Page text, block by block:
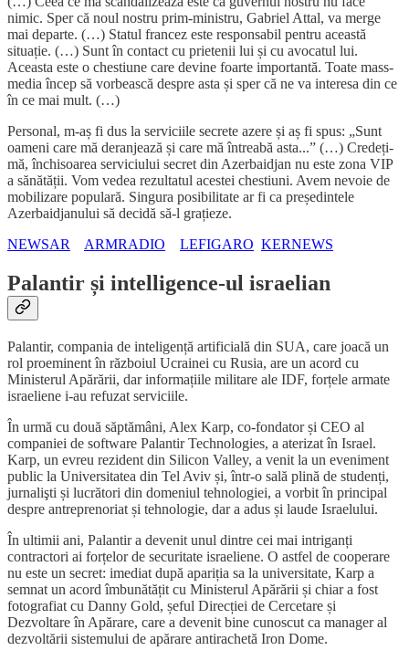
nimic. Sper că noul nostru prim-ministru, Gabriel Attal, va merge
mai departe. (…) Statul francez este responsabil pentru această
situație. (…) Sunt în contact cu prietenii lui și cu avocatul lui.
Aceasta este o chestiune care devine foarte importantă. Toate mass-
media încep să vorbească despre asta și sper că ne va interesa din ce
în ce mai mult. (…)
Personal, m-aș fi dus la serviciile secrete azere și aș fi spus: „Sunt
oameni care mă deranjează și care mă întreabă asta...” (…) Credeți-
mă, închisoarea serviciului secret din Azerbaidjan nu este zona VIP
a sănătății. Vom vedea rezultatul acestei chestiuni. Avem nevoie de
mobilizare populară. Singura posibilitate ar fi ca președintele
Azerbaidjanului să decidă să-l grațieze.
NEWSAR
ARMRADIO LEFIGARO KERNEWS
Palantir și intelligence-ul israelian
Palantir, compania de inteligență artificială din SUA, care joacă un
rol proeminent în războiul Ucrainei cu Rusia, are un acord cu
Ministerul Apărării, dar informațiile militare ale IDF, forțele armate
israeliene i-au refuzat serviciile.
În urmă cu două săptămâni, Alex Karp, co-fondator și CEO al
companiei de software Palantir Technologies, a aterizat în Israel.
Karp, un evreu rezident din Silicon Valley, a venit la un eveniment
public la Universitatea din Tel Aviv și, într-o sală plină de studenți,
jurnalişti și lucrători din domeniul tehnologiei, a vorbit în principal
despre antreprenoriat și tehnologie, dar a adus și laude Israelului.
În ultimii ani, Palantir a devenit unul dintre cei mai intriganți
contractori ai forțelor de securitate israeliene. O astfel de cooperare
nu este un secret: imediat după apariția sa la universitate, Karp a
semnat un acord îmbunătățit cu Ministerul Apărării și chiar a fost
fotografiat cu Danny Gold, șeful Direcției de Cercetare și
Dezvoltare în Apărare, care a devenit bine cunoscut ca manager al
dezvoltării sistemului de apărare antirachetă Iron Dome.